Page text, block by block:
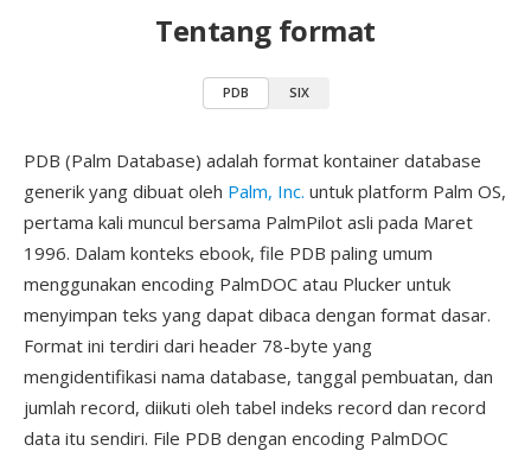
Tentang format
PDB SIX
PDB (Palm Database) adalah format kontainer database
generik yang dibuat oleh Palm, Inc. untuk platform Palm OS,
pertama kali muncul bersama PalmPilot asli pada Maret
1996. Dalam konteks ebook, file PDB paling umum
menggunakan encoding PalmDOC atau Plucker untuk
menyimpan teks yang dapat dibaca dengan format dasar.
Format ini terdiri dari header 78-byte yang
mengidentifikasi nama database, tanggal pembuatan, dan
jumlah record, diikuti oleh tabel indeks record dan record
data itu sendiri. File PDB dengan encoding PalmDOC